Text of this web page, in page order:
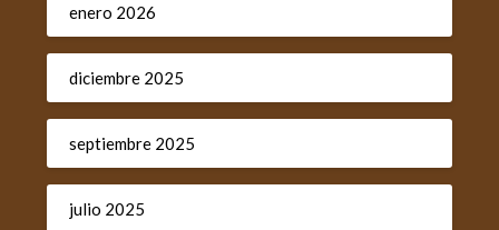
enero 2026
diciembre 2025
septiembre 2025
julio 2025